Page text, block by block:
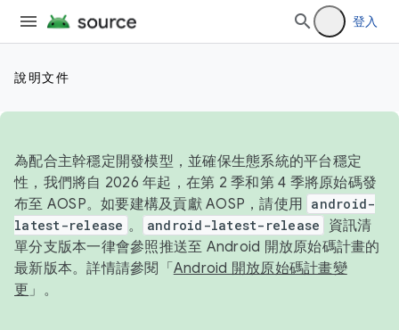
登入
說明文件
為配合主幹穩定開發模型，並確保生態系統的平台穩定
性，我們將自 2026 年起，在第 2 季和第 4 季將原始碼發
布至 AOSP。如要建構及貢獻 AOSP，請使用 android-
latest-release 。 android-latest-release
資訊清
單分支版本一律會參照推送至 Android 開放原始碼計畫的
最新版本。詳情請參閱「 Android 開放原始碼計畫變
更 」。